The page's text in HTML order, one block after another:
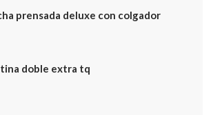
prensada deluxe con colgador
doble extra tq